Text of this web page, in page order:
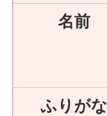
名前
ふりがな